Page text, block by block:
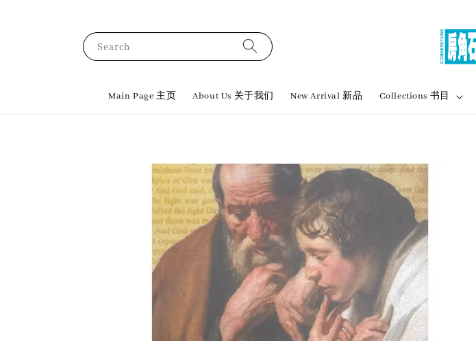
Search
Main Page 主页 About Us 关于我们 New Arrival 新品 Collections 书目